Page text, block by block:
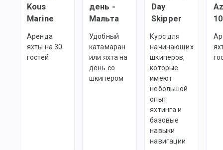
Kous
Marine
Аренда
яхты на 30
гостей
день -
Мальта
Удобный
катамаран
или яхта на
день со
шкипером
Day
Skipper
Курс для
начинающих
шкиперов,
которые
имеют
небольшой
опыт
яхтинга и
базовые
навыки
навигации